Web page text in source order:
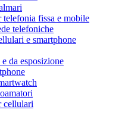
fissa e mobile
telefoniche
e smartphone
da esposizione
cellulari